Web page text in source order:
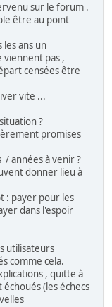
sur le forum .
être au point
ans un
viennent pas ,
censées être
vite ...
?
promises
/ années à venir ?
donner lieu à
: payer pour les
dans l'espoir
utilisateurs
comme cela.
, quitte à
(les échecs